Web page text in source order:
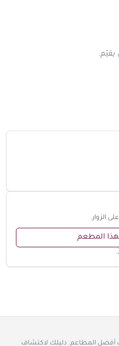
يقيّم.
الزوار.
المطعم
المطاعم. دليلك لاكتشاف